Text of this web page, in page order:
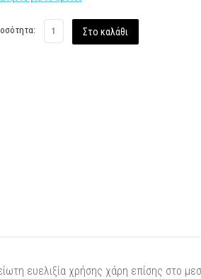
ευελιξία χρήσης χάρη επίσης στο